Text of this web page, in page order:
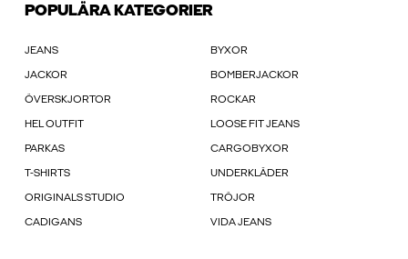
POPULÄRA KATEGORIER
JEANS BYXOR
JACKOR BOMBERJACKOR
ÖVERSKJORTOR ROCKAR
HEL OUTFIT LOOSE FIT JEANS
PARKAS CARGOBYXOR
T-SHIRTS UNDERKLÄDER
ORIGINALS STUDIO TRÖJOR
CADIGANS VIDA JEANS